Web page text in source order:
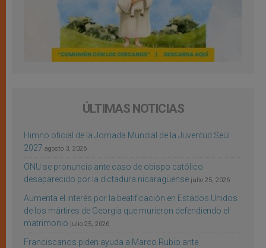
ÚLTIMAS NOTICIAS
Himno oficial de la Jornada Mundial de la Juventud Seúl
2027 agosto 3, 2026
ONU se pronuncia ante caso de obispo católico
desaparecido por la dictadura nicaragüense julio 25, 2026
Aumenta el interés por la beatificación en Estados Unidos
de los mártires de Georgia que murieron defendiendo el
matrimonio julio 25, 2026
Franciscanos piden ayuda a Marco Rubio ante